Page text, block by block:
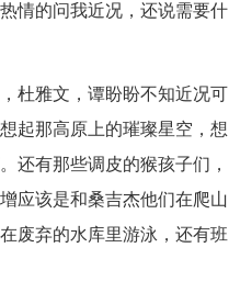
情的问我近况，还说需要什
杜雅文，谭盼盼不知近况可
起那高原上的璀璨星空，想
还有那些调皮的猴孩子们，
应该是和桑吉杰他们在爬山
废弃的水库里游泳，还有班